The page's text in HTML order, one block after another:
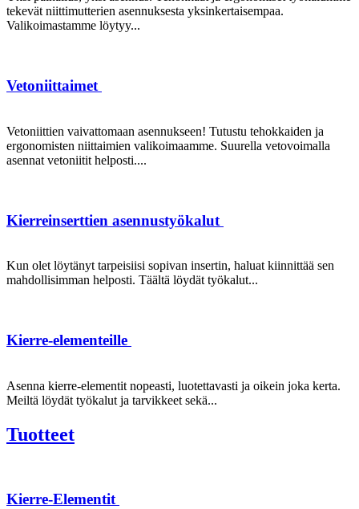
tekevät niittimutterien asennuksesta yksinkertaisempaa.
Valikoimastamme löytyy...
Vetoniittaimet
Vetoniittien vaivattomaan asennukseen! Tutustu tehokkaiden ja
ergonomisten niittaimien valikoimaamme. Suurella vetovoimalla
asennat vetoniitit helposti....
Kierreinserttien asennustyökalut
Kun olet löytänyt tarpeisiisi sopivan insertin, haluat kiinnittää sen
mahdollisimman helposti. Täältä löydät työkalut...
Kierre-elementeille
Asenna kierre-elementit nopeasti, luotettavasti ja oikein joka kerta.
Meiltä löydät työkalut ja tarvikkeet sekä...
Tuotteet
Kierre-Elementit